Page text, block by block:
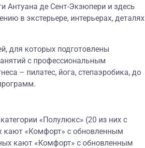
Антуана де Сент-Экзюпери и здесь
в экстерьере, интерьерах, деталях
для которых подготовлены
с профессиональным
– пилатес, йога, степаэробика, до
«Полулюкс» (20 из них с
кают «Комфорт» с обновленным
кают «Комфорт» с обновленным